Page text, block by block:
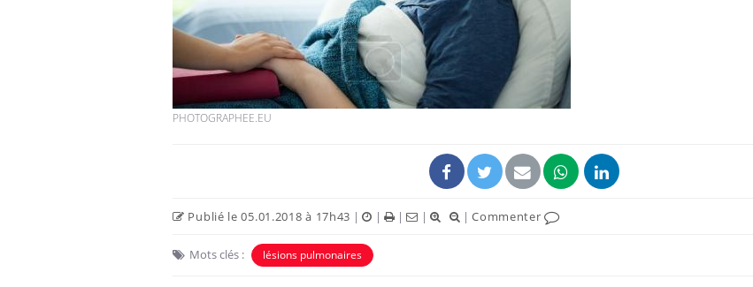
PHOTOGRAPHEE.EU
Publié le 05.01.2018 à 17h43 | | | | |Commenter
Mots clés : lésions pulmonaires
La sieste empêche-t-elle
de dormir la nuit ?
Pourquoi votre ventre
gâche-t-il les premiers
jours de vos vacances ?
Fortes chaleurs :
pourquoi le risque de
noyade grimpe-t-il ?
Le Viagra pourrait-il
freiner la propagation du
cancer ?